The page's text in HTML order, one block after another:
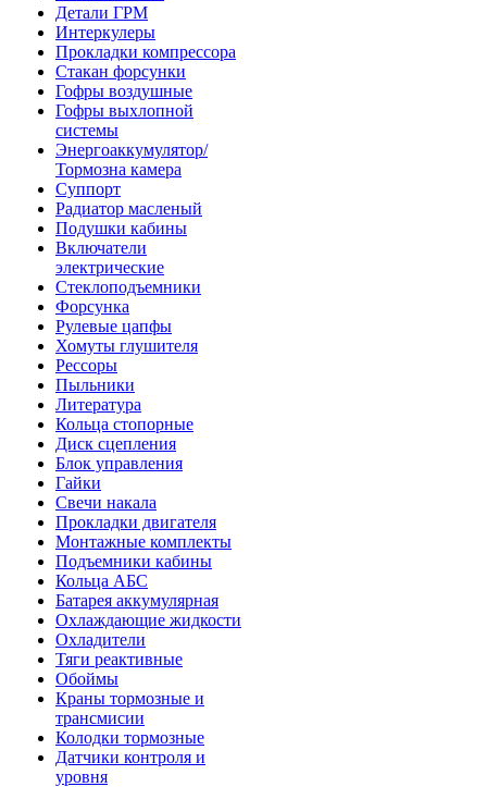
Детали ГРМ
Интеркулеры
Прокладки компрессора
Стакан форсунки
Гофры воздушные
Гофры выхлопной
системы
Энергоаккумулятор/
Тормозна камера
Суппорт
Радиатор масленый
Подушки кабины
Включатели
электрические
Стеклоподъемники
Форсунка
Рулевые цапфы
Хомуты глушителя
Рессоры
Пыльники
Литература
Кольца стопорные
Диск сцепления
Блок управления
Гайки
Свечи накала
Прокладки двигателя
Монтажные комплекты
Подъемники кабины
Кольца АБС
Батарея аккумулярная
Охлаждающие жидкости
Охладители
Тяги реактивные
Обоймы
Краны тормозные и
трансмисии
Колодки тормозные
Датчики контроля и
уровня